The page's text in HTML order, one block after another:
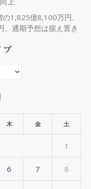
1,825億8,100万円、
通期予想は据え置き
ブ
木 金 土
1
6 7 8